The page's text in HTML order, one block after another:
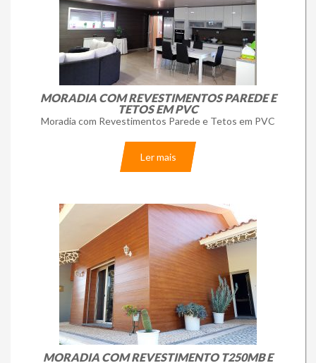
MORADIA COM REVESTIMENTOS PAREDE E
TETOS EM PVC
Moradia com Revestimentos Parede e Tetos em PVC
Ler mais
MORADIA COM REVESTIMENTO T250MB E